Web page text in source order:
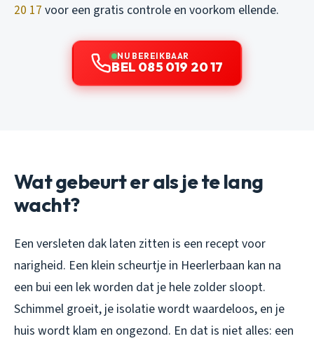
20 17 voor een gratis controle en voorkom ellende.
NU BEREIKBAAR
BEL 085 019 20 17
Wat gebeurt er als je te lang
wacht?
Een versleten dak laten zitten is een recept voor
narigheid. Een klein scheurtje in Heerlerbaan kan na
een bui een lek worden dat je hele zolder sloopt.
Schimmel groeit, je isolatie wordt waardeloos, en je
huis wordt klam en ongezond. En dat is niet alles: een